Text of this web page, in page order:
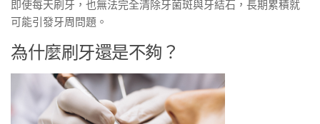
即使每天刷牙，也無法完全清除牙菌斑與牙結石，長期累積就
可能引發牙周問題。
為什麼刷牙還是不夠？